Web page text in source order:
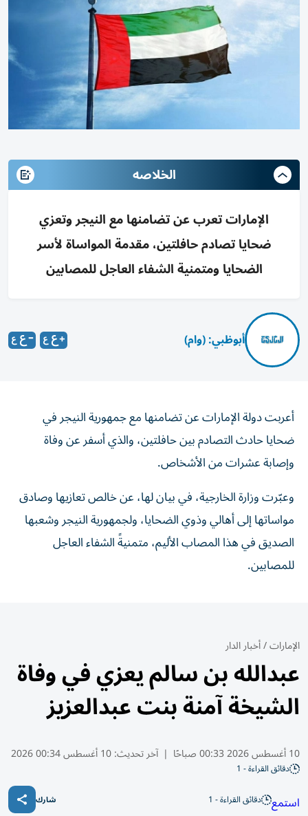
الخلاصه
الإمارات تعرب عن تضامنها مع النيجر وتعزي
ضحايا تصادم حافلتين، مقدمة المواساة لأسر
الضحايا ومتمنية الشفاء العاجل للمصابين
أبوظبي: (وام)
أعربت دولة الإمارات عن تضامنها مع جمهورية النيجر في
ضحايا حادث التصادم بين حافلتين، والذي أسفر عن وفاة
وإصابة عشرات من الأشخاص.
وعبّرت وزارة الخارجية، في بيان لها، عن خالص تعازيها وصادق
مواساتها إلى أهالي وذوي الضحايا، ولجمهورية النيجر وشعبها
الصديق في هذا المصاب الأليم، متمنيةً الشفاء العاجل
للمصابين.
الإمارات/أخبار الدار
عبدالله بن سالم يعزي في وفاة
الشيخة آمنة بنت عبدالعزيز
10 أغسطس 2026 00:33 صباحًا | آخر تحديث:10 أغسطس 00:34 2026
دقائق القراءة - 1
استمع دقائق القراءة - 1 شارك